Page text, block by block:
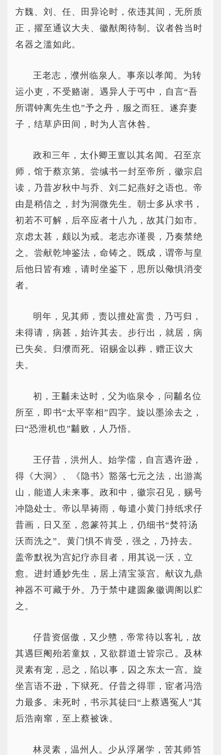
方魏、刘、任、田异论时，依违其间，无所质
正，擢至通议大夫、徽猷阁待制。议者咎当时
名器之滥如此。
王老志，濮州临泉人。事亲以孝闻。为转
运小吏，不受赂谢。遇异人于丐中，自言“吾
所谓钟离先生也”予之丹，服之而狂。遂弃妻
子，结草庐田间，时为人言休咎。
政和三年，太仆卿王亶以其名闻。召至京
师，馆于蔡京第。尝缄书一封至帝所，徽宗启
读，乃昔岁秋中与乔、刘二妃燕好之语也。帝
由是稍信之，封为洞微先生。朝士多从求书，
初若不可解，后卒应者十八九，故其门如市。
京虑太甚，颇以为戒。老志亦谨畏，乃奏禁绝
之。尝献乾坤鉴法，命铸之。既成，谓帝与皇
后他日皆有难，请时坐鉴下，思所以儆惧消变
者。
明年，见其师，责以擅处富贵，乃丐归，
未得请，病甚，始许其去。步行出，就居，病
已失矣。归濮而死。诏赐金以葬，赠正议大
夫。
初，王黼未达时，父为临泉令，问黼名位
所至，即书“太平宰相”四字。旋以墨涂去之，
曰“恐泄机也”黼败，人乃悟。
王仔昔，洪州人。始学儒，自言遇许逊，
得《大洞》、《隐书》豁落七元之法，出游嵩
山，能道人未来事。政和中，徽宗召见，赐号
冲隐处士。帝以旱祷雨，每遣小黄门持纸求仔
昔画，日又至，忽篆符其上，仍细书“焚符汤
沃而洗之”。黄门惧不肯受，强之，乃持去。
盖帝默祝为宫妃疗赤目者，用其说一沃，立
愈。进封通妙先生，居上清宝箓宫。献议九鼎
神器不可藏于外。乃于禁中建圆象徽调阁以贮
之。
仔昔资倨傲，又少戆，帝常待以客礼，故
其遇巨阉殆若童奴，又欲群道士皆宗己。及林
灵素有宠，忌之，陷以事，囚之东太一宫。旋
坐言语不逊，下狱死。仔昔之得罪，宦者冯浩
力最多。未死时，书示其徒曰“上蔡遇冤人”其
后浩南窜，至上蔡被诛。
林灵素，温州人。少从浮屠学，苦其师笞